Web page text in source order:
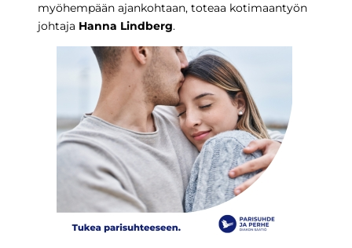
myöhempään ajankohtaan, toteaa kotimaantyön
johtaja Hanna Lindberg.